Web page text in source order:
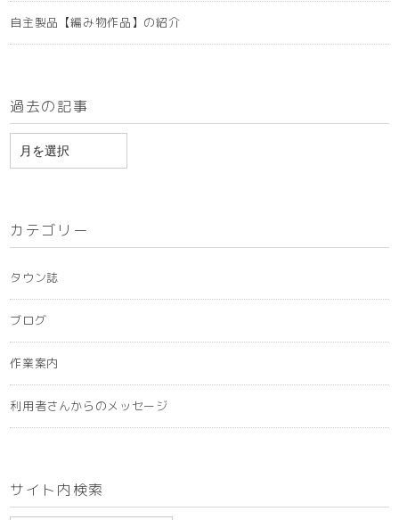
自主製品【編み物作品】の紹介
過去の記事
ア
ー
イ
カテゴリー
タウン誌
ブログ
作業案内
利用者さんからのメッセージ
サイト内検索